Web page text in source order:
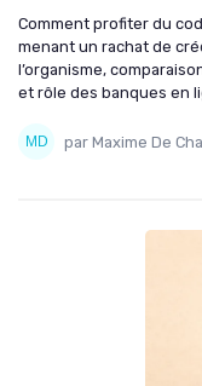
Comment profiter du
menant un rachat de
l’organisme,
et rôle des banques en
par Maxime De